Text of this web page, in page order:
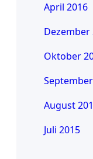
April 2016
Dezember
Oktober
August
Juli 2015